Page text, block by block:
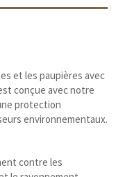
et les paupières avec
conçue avec notre
protection
environnementaux.
contre les